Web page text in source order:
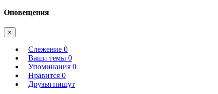
Оповещения
×
Слежение 0
Ваши темы 0
Упоминания 0
Нравится 0
Друзья пишут